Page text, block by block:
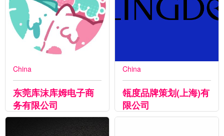
China
东莞库沫库姆电子商
务有限公司
China
瓴度品牌策划(上海)有
限公司